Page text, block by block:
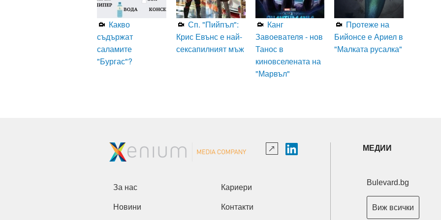
Какво
съдържат
саламите
"Бургас"?
Сп. "Пийпъл":
Крис Евънс е най-
сексапилният мъж
Канг
Завоевателя - нов
Танос в
киновселената на
"Марвъл"
Протеже на
Бийонсе е Ариел в
"Малката русалка"
За нас Кариери
Новини Контакти
МЕДИИ
Bulevard.bg
Виж всички